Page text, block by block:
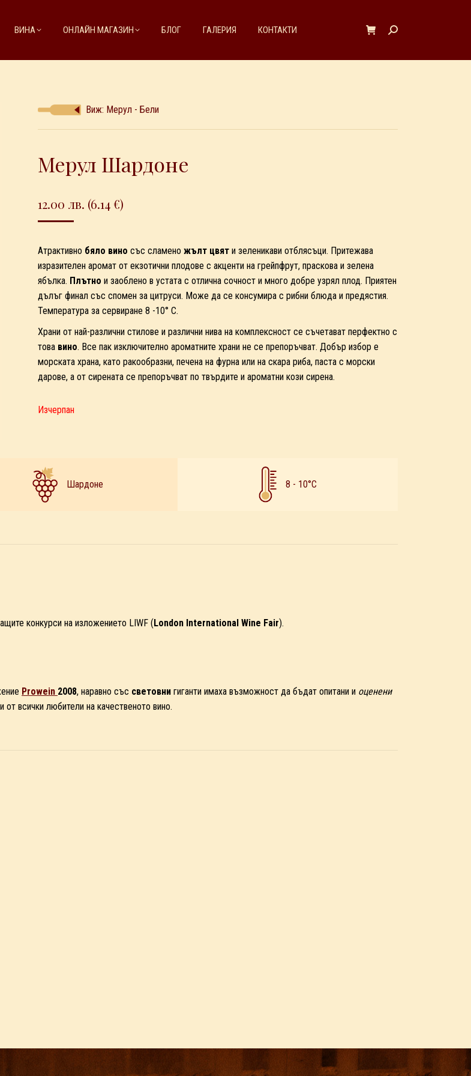
ВИНА ОНЛАЙН МАГАЗИН БЛОГ ГАЛЕРИЯ КОНТАКТИ Search:
Виж: Мерул - Бели
Мерул Шардоне
12.00 лв. (6.14 €)
Атрактивно бяло вино със сламено жълт цвят и зеленикави отблясъци. Притежава
изразителен аромат от екзотични плодове с акценти на грейпфрут, праскова и зелена
ябълка. Плътно и заоблено в устата с oтлична сочност и много добре узрял плод. Приятен
дълъг финал със спомен за цитруси. Може да се консумира с рибни блюда и предястия.
Температура за сервиране 8 -10° С.
Храни от най-различни стилове и различни нива на комплексност се съчетават перфектно с
това вино. Все пак изключително ароматните храни не се препоръчват. Добър избор е
морската храна, като ракообразни, печена на фурна или на скара риба, паста с морски
дарове, а от сирената се препоръчват по твърдите и ароматни кози сирена.
Изчерпан
Шардоне 8 - 10°C
конкурси на изложението LIWF (London International Wine Fair).
Prowein 2008, наравно със световни гиганти имаха възможност да бъдат опитани и оценени
от всички любители на качественото вино.